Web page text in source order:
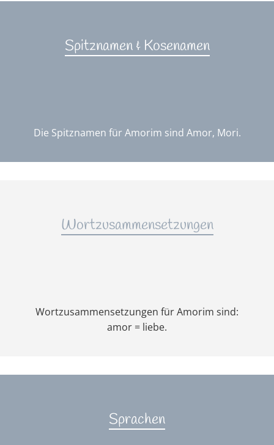
Spitznamen & Kosenamen
Die Spitznamen für Amorim sind Amor, Mori.
Wortzusammensetzungen
Wortzusammensetzungen für Amorim sind:
amor = liebe.
Sprachen